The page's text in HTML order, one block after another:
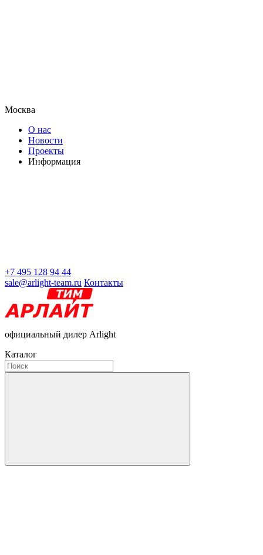
Москва
О нас
Новости
Проекты
Информация
+7 495 128 94 44
sale@arlight-team.ru Контакты
официальный дилер Arlight
Каталог